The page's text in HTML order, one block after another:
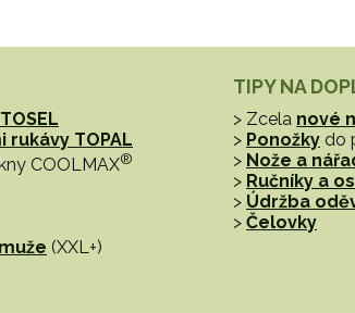
TOPAL
COOLMAX®
(XXL+)
TIPY NA
> Zcela nové
> Ponožky do
> Nože a
> Ručníky a
> Údržba
> Čelovky